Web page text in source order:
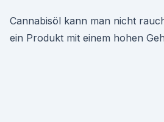
Cannabisöl kann man nicht
ein Produkt mit einem hohen